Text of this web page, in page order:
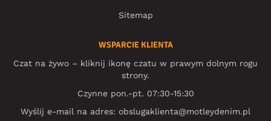
Sitemap
WSPARCIE KLIENTA
Czat na żywo – kliknij ikonę czatu w prawym dolnym rogu
strony.
Czynne pon.-pt. 07:30-15:30
Wyślij e-mail na adres: obslugaklienta@motleydenim.pl